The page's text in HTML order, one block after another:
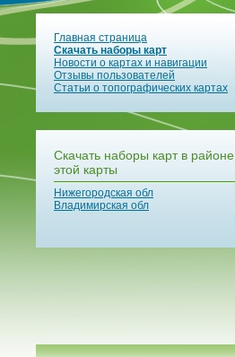
Главная страница
Скачать наборы карт
Новости о картах и навигации
Отзывы пользователей
Статьи о топографических картах
Скачать наборы карт в районе
этой карты
Нижегородская обл
Владимирская обл